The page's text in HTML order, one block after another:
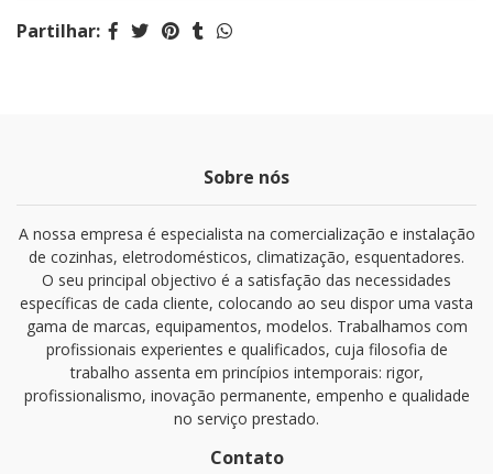
Partilhar:
Sobre nós
A nossa empresa é especialista na comercialização e instalação
de cozinhas, eletrodomésticos, climatização, esquentadores.
O seu principal objectivo é a satisfação das necessidades
específicas de cada cliente, colocando ao seu dispor uma vasta
gama de marcas, equipamentos, modelos. Trabalhamos com
profissionais experientes e qualificados, cuja filosofia de
trabalho assenta em princípios intemporais: rigor,
profissionalismo, inovação permanente, empenho e qualidade
no serviço prestado.
Contato